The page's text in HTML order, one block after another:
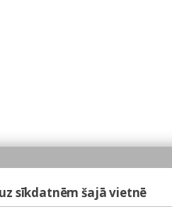
sīkdatnēm šajā vietnē